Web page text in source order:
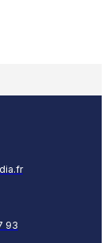
93